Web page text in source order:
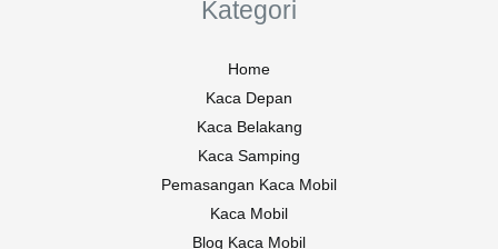
Kategori
Home
Kaca Depan
Kaca Belakang
Kaca Samping
Pemasangan Kaca Mobil
Kaca Mobil
Blog Kaca Mobil